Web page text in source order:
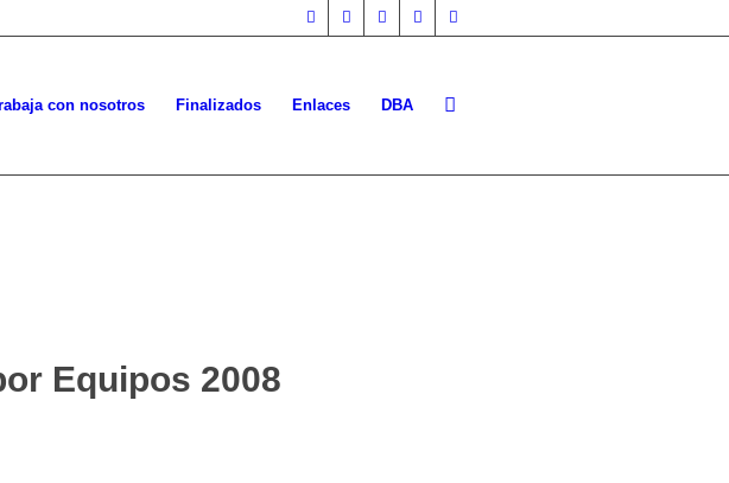
con nosotros Finalizados Enlaces DBA
Equipos 2008